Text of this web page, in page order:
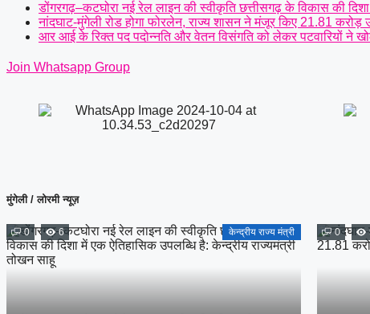
डोंगरगढ़–कटघोरा नई रेल लाइन की स्वीकृति छत्तीसगढ़ के विकास की
नांदघाट-मुंगेली रोड होगा फोरलेन, राज्य शासन ने मंजूर किए 21.81
आर आई के रिक्त पद पदोन्नति और वेतन विसंगति को लेकर पटवारियों ने
Join Whatsapp Group
मुंगेली / लोरमी न्यूज़
0 6 केन्द्रीय राज्य मंत्री 0